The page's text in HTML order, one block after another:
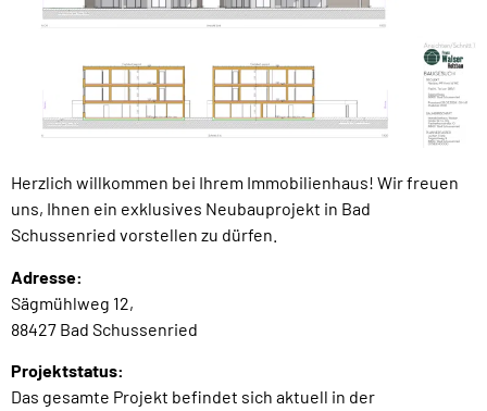
Herzlich willkommen bei Ihrem Immobilienhaus! Wir freuen
uns, Ihnen ein exklusives Neubauprojekt in Bad
Schussenried vorstellen zu dürfen.
Adresse:
Sägmühlweg 12,
88427 Bad Schussenried
Projektstatus:
Das gesamte Projekt befindet sich aktuell in der